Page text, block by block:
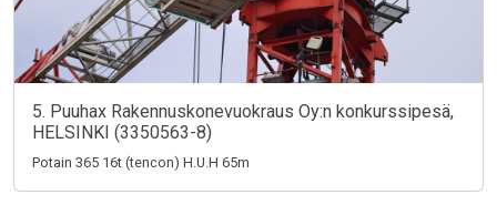
5. Puuhax Rakennuskonevuokraus Oy:n konkurssipesä,
HELSINKI (3350563-8)
Potain 365 16t (tencon) H.U.H 65m